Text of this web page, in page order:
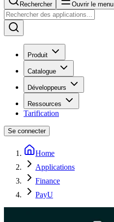
Rechercher Ouvrir le menu
Produit
Catalogue
Développeurs
Ressources
Tarification
Se connecter
Home
Applications
Finance
PayU